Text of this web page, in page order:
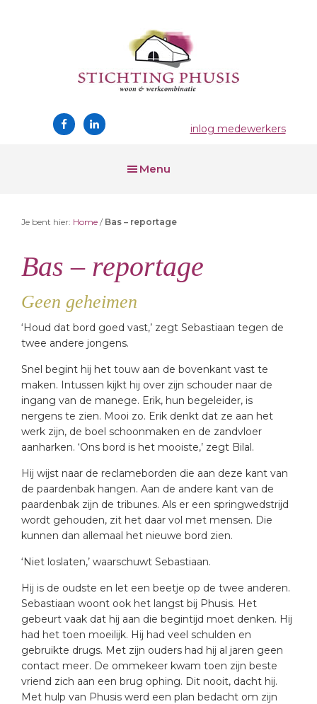
inlog medewerkers
Menu
Je bent hier: Home / Bas – reportage
Bas – reportage
Geen geheimen
‘Houd dat bord goed vast,’ zegt Sebastiaan tegen de
twee andere jongens.
Snel begint hij het touw aan de bovenkant vast te
maken. Intussen kijkt hij over zijn schouder naar de
ingang van de manege. Erik, hun begeleider, is
nergens te zien. Mooi zo. Erik denkt dat ze aan het
werk zijn, de boel schoonmaken en de zandvloer
aanharken. ‘Ons bord is het mooiste,’ zegt Bilal.
Hij wijst naar de reclameborden die aan deze kant van
de paardenbak hangen. Aan de andere kant van de
paardenbak zijn de tribunes. Als er een springwedstrijd
wordt gehouden, zit het daar vol met mensen. Die
kunnen dan allemaal het nieuwe bord zien.
‘Niet loslaten,’ waarschuwt Sebastiaan.
Hij is de oudste en let een beetje op de twee anderen.
Sebastiaan woont ook het langst bij Phusis. Het
gebeurt vaak dat hij aan die begintijd moet denken. Hij
had het toen moeilijk. Hij had veel schulden en
gebruikte drugs. Met zijn ouders had hij al jaren geen
contact meer. De ommekeer kwam toen zijn beste
vriend zich aan een brug ophing. Dit nooit, dacht hij.
Met hulp van Phusis werd een plan bedacht om zijn